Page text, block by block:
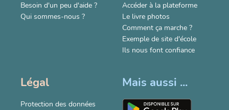
Besoin d'un peu d'aide ?
Qui sommes-nous ?
Accéder à la plateforme
Le livre photos
Comment ça marche ?
Exemple de site d'école
Ils nous font confiance
Légal
Protection des données
Mais aussi ...